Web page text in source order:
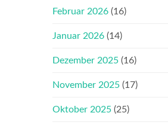
Februar 2026 (16)
Januar 2026 (14)
Dezember 2025 (16)
November 2025 (17)
Oktober 2025 (25)